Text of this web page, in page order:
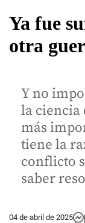
Ya fue
otra
Y no
la ciencia
más
tiene la
conflicto
saber
04 de abril de 2025